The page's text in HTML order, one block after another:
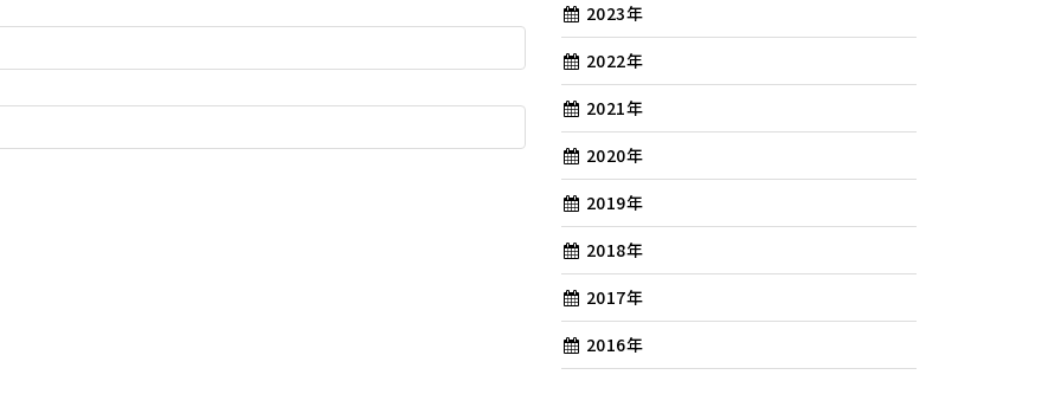
2023年
2022年
2021年
2020年
2019年
2018年
2017年
2016年